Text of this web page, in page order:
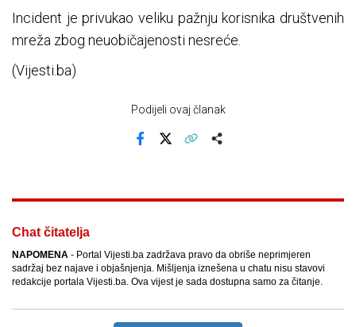
Incident je privukao veliku pažnju korisnika društvenih
mreža zbog neuobičajenosti nesreće.
(Vijesti.ba)
Podijeli ovaj članak
Chat čitatelja
NAPOMENA - Portal Vijesti.ba zadržava pravo da obriše neprimjeren
sadržaj bez najave i objašnjenja. Mišljenja iznešena u chatu nisu stavovi
redakcije portala Vijesti.ba. Ova vijest je sada dostupna samo za čitanje.